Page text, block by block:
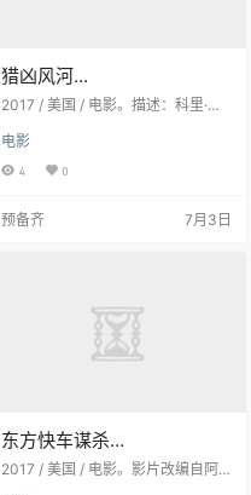
猎凶风河
谷.Wind.River.2017.HD1080
2017 / 美国 / 电影。描述：科里·兰
捕猎者和FBI探员珍·班纳一起调查一
宗发生在风河谷的少女谋杀案，一
电影
4 0
预备齐 7月3日
东方快车谋杀
案.2017.HD1080P 2025-
2017 / 美国 / 电影。影片改编自阿